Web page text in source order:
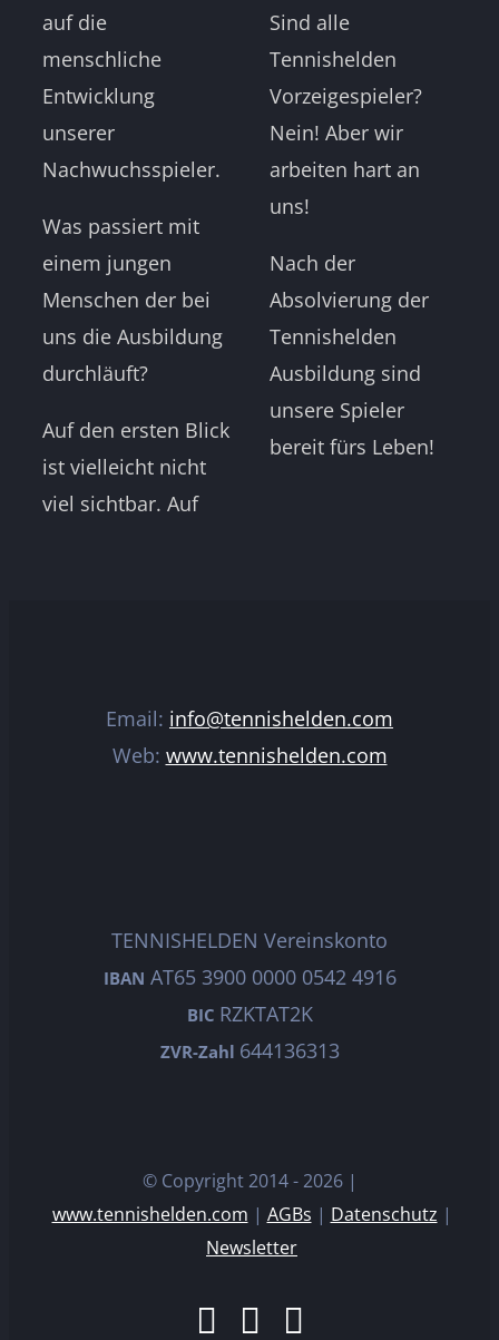
auf die
menschliche
Entwicklung
unserer
Nachwuchsspieler.
Was passiert mit
einem jungen
Menschen der bei
uns die Ausbildung
durchläuft?
Auf den ersten Blick
ist vielleicht nicht
viel sichtbar. Auf
Sind alle
Tennishelden
Vorzeigespieler?
Nein! Aber wir
arbeiten hart an
uns!
Nach der
Absolvierung der
Tennishelden
Ausbildung sind
unsere Spieler
bereit fürs Leben!
Email: info@tennishelden.com
Web: www.tennishelden.com
TENNISHELDEN Vereinskonto
IBAN AT65 3900 0000 0542 4916
BIC RZKTAT2K
ZVR-Zahl 644136313
© Copyright 2014 -2026 |
www.tennishelden.com | AGBs | Datenschutz |
Newsletter
Facebook
Instagram